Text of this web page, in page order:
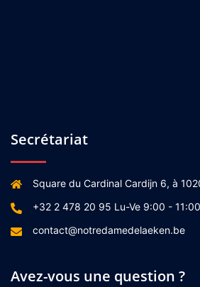
Secrétariat
Square du Cardinal Cardijn 6, à
+32 2 478 20 95 Lu-Ve 9:00 - 11:00
contact@notredamedelaeken.be
Avez-vous une question ?